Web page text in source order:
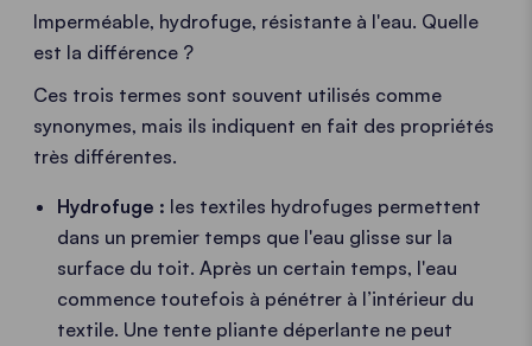
Imperméable, hydrofuge, résistante à l'eau. Quelle
est la différence ?
Ces trois termes sont souvent utilisés comme
synonymes, mais ils indiquent en fait des propriétés
très différentes.
Hydrofuge : les textiles hydrofuges permettent
dans un premier temps que l'eau glisse sur la
surface du toit. Après un certain temps, l'eau
commence toutefois à pénétrer à l’intérieur du
textile. Une tente pliante déperlante ne peut